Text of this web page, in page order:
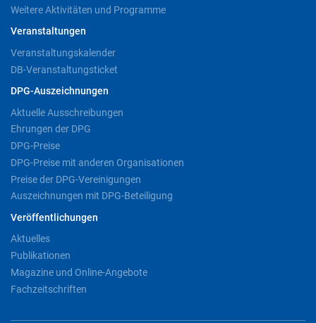
Weitere Aktivitäten und Programme
Veranstaltungen
Veranstaltungskalender
DB-Veranstaltungsticket
DPG-Auszeichnungen
Aktuelle Ausschreibungen
Ehrungen der DPG
DPG-Preise
DPG-Preise mit anderen Organisationen
Preise der DPG-Vereinigungen
Auszeichnungen mit DPG-Beteiligung
Veröffentlichungen
Aktuelles
Publikationen
Magazine und Online-Angebote
Fachzeitschriften